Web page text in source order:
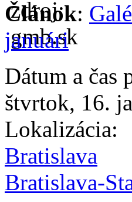
Článok:
januári
Dátum a čas
štvrtok, 16.
Lokalizácia:
Bratislava
Bratislava-